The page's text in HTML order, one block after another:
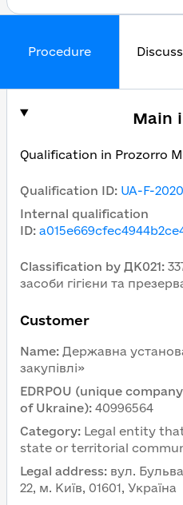
Procedure
Main
Qualification in Prozorro
Qualification ID: UA-F-
Internal qualification
ID:
Classification by ДК021:
засоби гігієни та
Customer
Name: Державна
закупівлі»
EDRPOU (unique
of Ukraine): 40996564
Category: Legal entity
state or territorial
Legal address: вул.
22, м. Київ, 01601, Україна